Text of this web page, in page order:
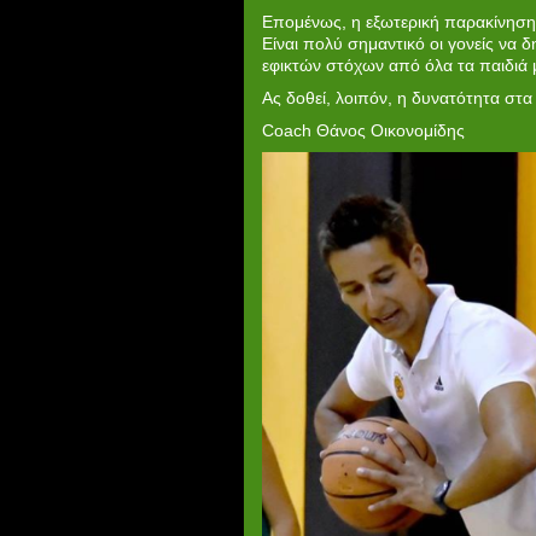
Επομένως, η εξωτερική
Είναι πολύ σημαντικό οι γονείς να
εφικτών στόχων από όλα τα παιδιά
Ας δοθεί, λοιπόν, η δυνατότητα στα
Coach Θάνος Οικονομίδης